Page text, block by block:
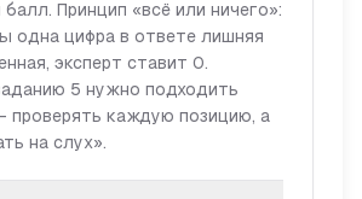
балл. Принцип «всё или ничего»:
одна цифра в ответе лишняя
эксперт ставит 0.
5 нужно подходить
проверять каждую позицию, а
на слух».